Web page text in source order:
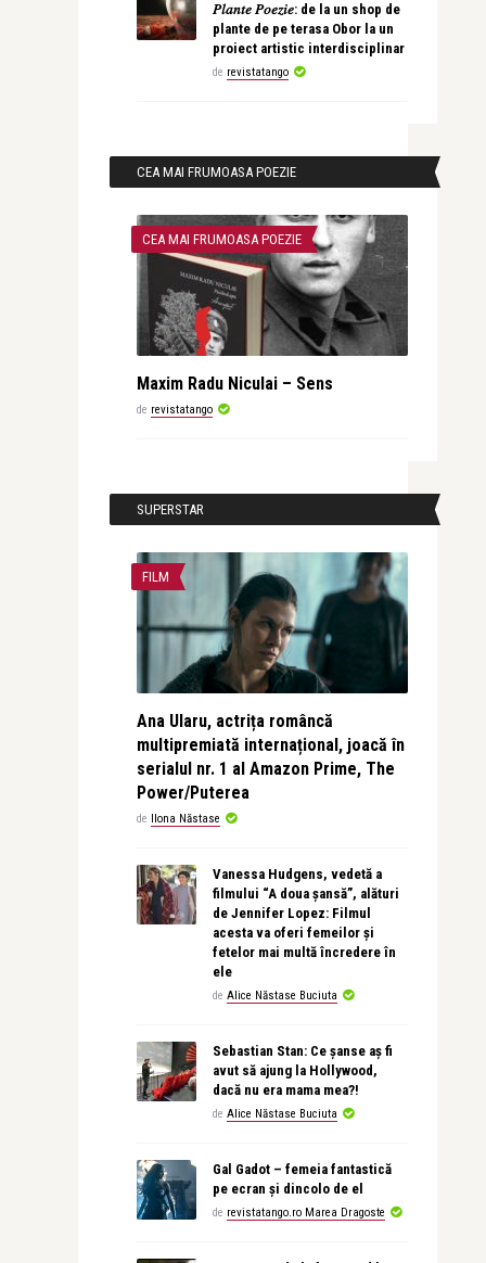
𝑃𝑙𝑎𝑛𝑡𝑒 𝑃𝑜𝑒𝑧𝑖𝑒: de la un shop de
plante de pe terasa Obor la un
proiect artistic interdisciplinar
de revistatango
CEA MAI FRUMOASA POEZIE
CEA MAI FRUMOASA POEZIE
Maxim Radu Niculai – Sens
de revistatango
SUPERSTAR
FILM
Ana Ularu, actrița româncă
multipremiată internațional, joacă în
serialul nr. 1 al Amazon Prime, The
Power/Puterea
de Ilona Năstase
Vanessa Hudgens, vedetă a
filmului “A doua șansă”, alături
de Jennifer Lopez: Filmul
acesta va oferi femeilor și
fetelor mai multă încredere în
ele
de Alice Năstase Buciuta
Sebastian Stan: Ce șanse aș fi
avut să ajung la Hollywood,
dacă nu era mama mea?!
de Alice Năstase Buciuta
Gal Gadot – femeia fantastică
pe ecran și dincolo de el
de revistatango.ro Marea Dragoste